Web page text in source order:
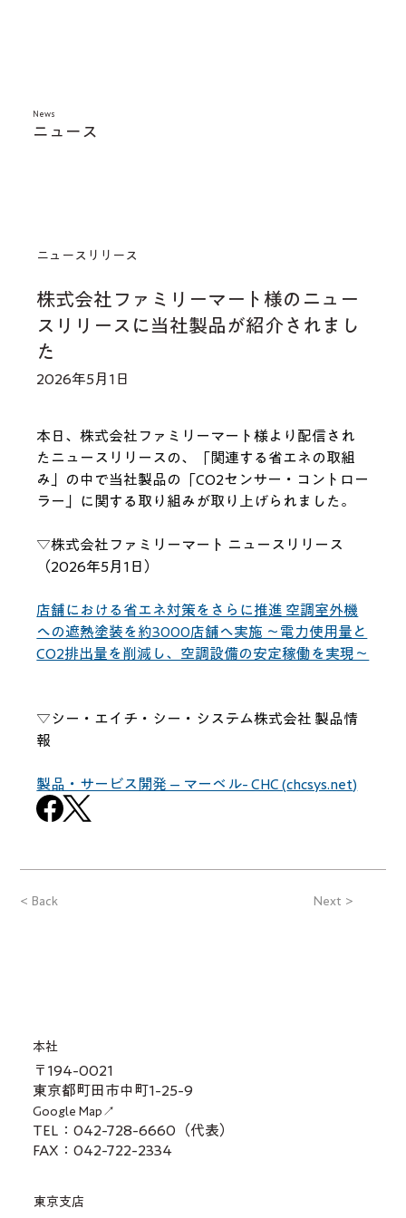
​ニュース
News
ニュースリリース
株式会社ファミリーマート様のニュー
スリリースに当社製品が紹介されまし
た
2026年5月1日
本日、株式会社ファミリーマート様より配信され
たニュースリリースの、「関連する省エネの取組
み」の中で当社製品の「CO2センサー・コントロー
ラー」に関する取り組みが取り上げられました。
▽株式会社ファミリーマート ニュースリリース
（2026年5月1日）
店舗における省エネ対策をさらに推進 空調室外機
への遮熱塗装を約3000店舗へ実施 ～電力使用量と
CO2排出量を削減し、空調設備の安定稼働を実現～
▽シー・エイチ・シー・システム株式会社 製品情
報
製品・サービス開発 – マーベル- CHC (chcsys.net)
< Back Next >
本社
〒194-0021
東京都町田市中町1-25-9
Google Map↗
TEL：042-728-6660（代表）
FAX：042-722-2334
東京支店